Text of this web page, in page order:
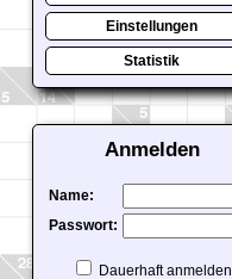
Einstellungen
Statistik
Anmelden
Name:
Passwort:
Dauerhaft anmelden